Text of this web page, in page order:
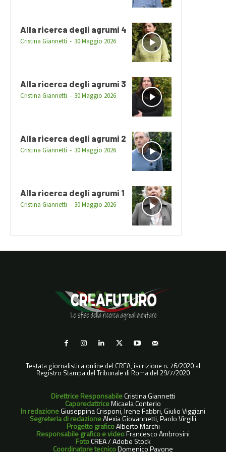
Alla ricerca degli agrumi 4
Cristina Giannetti - 30 Maggio 2026
Alla ricerca degli agrumi 3
Cristina Giannetti - 30 Maggio 2026
Alla ricerca degli agrumi 2
Cristina Giannetti - 30 Maggio 2026
Alla ricerca degli agrumi 1
Cristina Giannetti - 30 Maggio 2026
Testata giornalistica online del CREA, iscrizione n. 76/2020 al
Registro Stampa del Tribunale di Roma del 29/7/2020
Direttrice ResponsabileCristina Giannetti
CaporedattriceMicaela Conterio
In redazioneGiuseppina Crisponi, Irene Fabbri, Giulio Viggiani
Segreteria di redazioneAlexia Giovannetti, Paolo Virgilii
Progetto graficoAlberto Marchi
Responsabile grafico e videoFrancesco Ambrosini
FotoCREA / Adobe Stock
Coordinatore tecnicoDomenico Pavone